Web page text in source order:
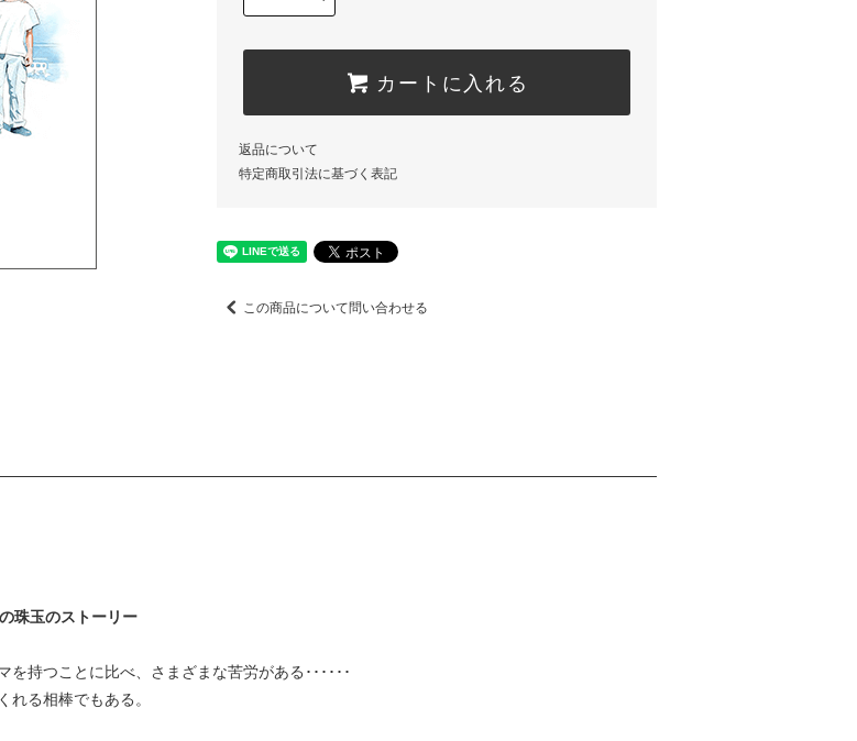
カートに入れる
返品について
特定商取引法に基づく表記
この商品について問い合わせる
珠玉のストーリー
を持つことに比べ、さまざまな苦労がある･･････
れる相棒でもある。